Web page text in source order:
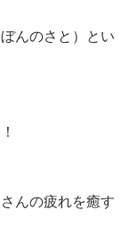
んのさと）とい
んの疲れを癒す